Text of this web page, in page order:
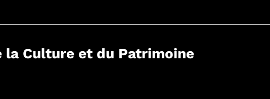
Culture et du Patrimoine